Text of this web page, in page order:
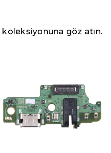
göz atın.